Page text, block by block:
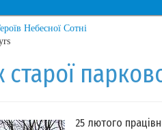
Небесної Сотні
25 лютого